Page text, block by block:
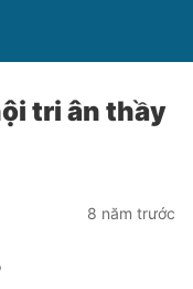
tri ân thầy
8 năm trước